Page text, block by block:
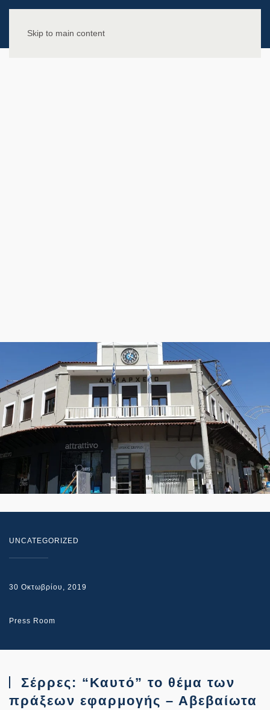
Skip to main content
UNCATEGORIZED
30 Οκτωβρίου, 2019
Press Room
Σέρρες: “Καυτό” το θέμα των
πράξεων εφαρμογής – Αβεβαίωτα